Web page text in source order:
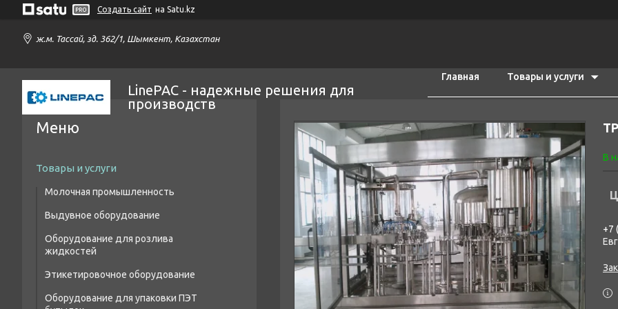
Создать сайт на Satu.kz
ж.м. Тассай, зд. 362/1, Шымкент, Казахстан
LinePAC - надежные решения для
производств
Главная Товары и услуги
В
+7
Товары и услуги
Молочная промышленность
Выдувное оборудование
Полуавтоматы выдува ПЭТ тары
Оборудование для розлива
жидкостей
Моноблоки розлива
Триблоки розлива
Этикетировочное оборудование
Оборудование для упаковки ПЭТ